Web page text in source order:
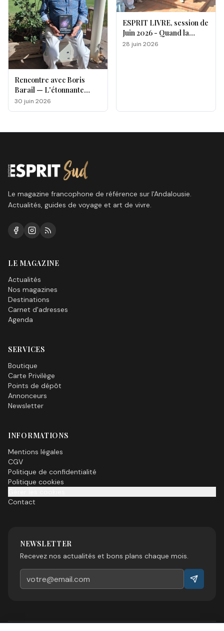
Rencontre avec Boris
Barail — L'étonnante
odyssée d'un électron
voyageur
30 juin 2026
ESPRIT LIVRE, session de
Juin 2026 - Quand la
magie opère !
28 juin 2026
Le magazine francophone de référence sur l'Andalousie.
Actualités, guides de voyage et art de vivre.
LE MAGAZINE
Actualités
Nos magazines
Destinations
Carnet d'adresses
Agenda
SERVICES
Boutique
Carte Privilège
Points de dépôt
Annonceurs
Newsletter
INFORMATIONS
Mentions légales
CGV
Politique de confidentialité
Politique cookies
Contact
NEWSLETTER
Recevez nos actualités et bons plans chaque mois.